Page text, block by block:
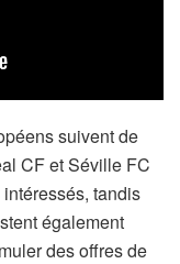
suivent de
CF et Séville FC
tandis
également
des offres de